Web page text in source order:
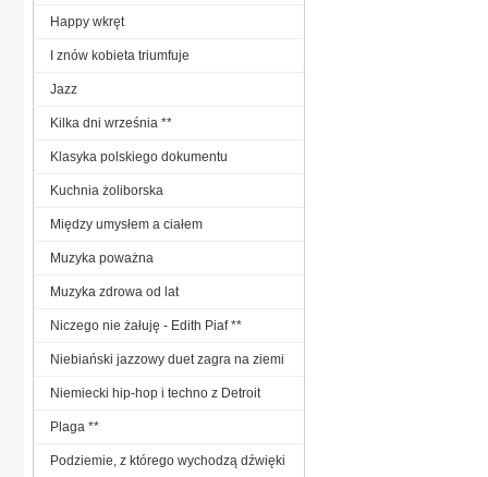
Happy wkręt
I znów kobieta triumfuje
Jazz
Kilka dni września **
Klasyka polskiego dokumentu
Kuchnia żoliborska
Między umysłem a ciałem
Muzyka poważna
Muzyka zdrowa od lat
Niczego nie żałuję - Edith Piaf **
Niebiański jazzowy duet zagra na ziemi
Niemiecki hip-hop i techno z Detroit
Plaga **
Podziemie, z którego wychodzą dźwięki